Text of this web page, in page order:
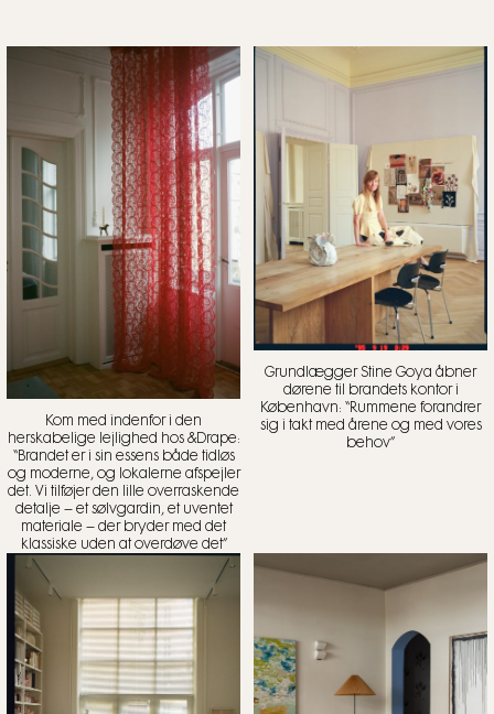
Kom med indenfor i den
herskabelige lejlighed hos &Drape:
“Brandet er i sin essens både tidløs
og moderne, og lokalerne afspejler
det. Vi tilføjer den lille overraskende
detalje – et sølvgardin, et uventet
materiale – der bryder med det
klassiske uden at overdøve det”
Grundlægger Stine Goya åbner
dørene til brandets kontor i
København: “Rummene forandrer
sig i takt med årene og med vores
behov”